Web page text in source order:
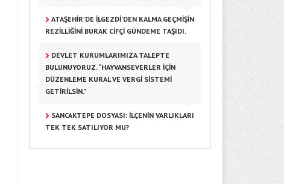
ATAŞEHIR’DE İLGEZDI’DEN KALMA GEÇMIŞIN
REZILLIĞINI BURAK CIFÇI GÜNDEME TAŞIDI.
DEVLET KURUMLARIMIZA TALEPTE
BULUNUYORUZ. “HAYVANSEVERLER İÇIN
DÜZENLEME KURAL VE VERGI SISTEMI
GETIRILSIN.”
SANCAKTEPE DOSYASI: İLÇENIN VARLIKLARI
TEK TEK SATILIYOR MU?